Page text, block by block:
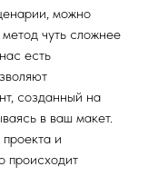
можно
чуть сложнее
есть
созданный на
в ваш макет.
и
происходит